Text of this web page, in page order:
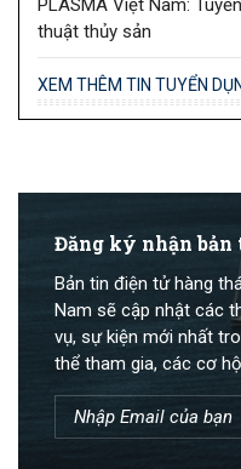
PLASMA Việt Nam:
thuật thủy sản
XEM THÊM TIN TUYỂN
Đăng ký nhận bản
Bản tin điện tử hàng
Nam sẽ cập nhật các
vụ, sự kiện mới nhất
thể tham gia, các cơ